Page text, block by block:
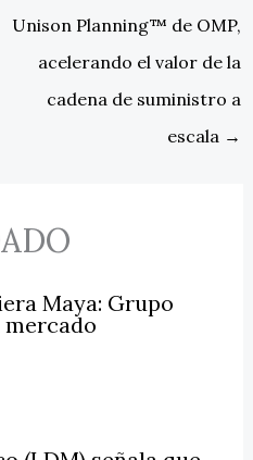
Unison Planning™ de OMP,
acelerando el valor de la
cadena de suministro a
escala →
Maya: Grupo